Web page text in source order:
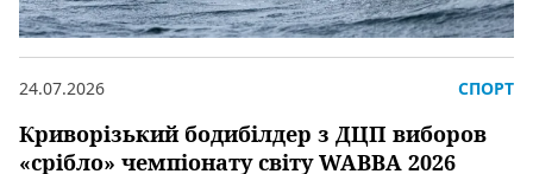
Криворізький бодибілдер з ДЦП виборов
«срібло» чемпіонату світу WABBA 2026
24.07.2026 СПОРТ